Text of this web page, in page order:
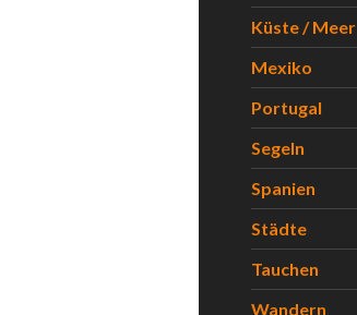
Küste / Meer
Mexiko
Portugal
Segeln
Spanien
Städte
Tauchen
Wandern